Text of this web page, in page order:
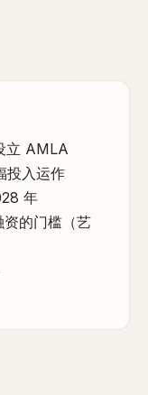
AMLA
投入运作
年
的门槛（艺